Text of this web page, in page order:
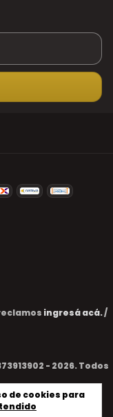
de cookies para
ingresá acá./
- 2026. Todos